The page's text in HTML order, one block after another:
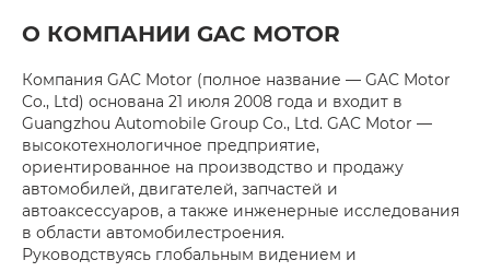
О КОМПАНИИ GAC MOTOR
Компания GAC Motor (полное название — GAC Motor
Co., Ltd) основана 21 июля 2008 года и входит в
Guangzhou Automobile Group Co., Ltd. GAC Motor —
высокотехнологичное предприятие,
ориентированное на производство и продажу
автомобилей, двигателей, запчастей и
автоаксессуаров, а также инженерные исследования
в области автомобилестроения.
Руководствуясь глобальным видением и